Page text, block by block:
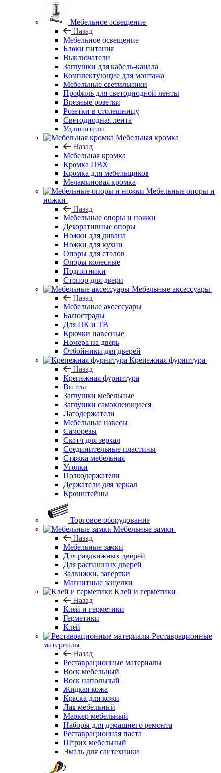
Мебельное освещение
Назад
Мебельное освещение
Блоки питания
Выключатели
Заглушки для кабель-канала
Комплектующие для монтажа
Мебельные светильники
Профиль для светодиодной ленты
Врезные розетки
Розетки в столешницу
Светодиодная лента
Удлинители
Мебельная кромка
Назад
Мебельная кромка
Кромка ПВХ
Кромка для мебельщиков
Меламиновая кромка
Мебельные опоры и
ножки
Назад
Мебельные опоры и ножки
Декоративные опоры
Ножки для дивана
Ножки для кухни
Опоры для столов
Опоры колесные
Подпятники
Стопор для двери
Мебельные аксессуары
Назад
Мебельные аксессуары
Балюстрады
Для ПК и ТВ
Крючки навесные
Номера на дверь
Отбойники для дверей
Крепежная фурнитура
Назад
Крепежная фурнитура
Винты
Заглушки мебельные
Заглушки самоклеющиеся
Латодержатели
Мебельные навесы
Саморезы
Скотч для зеркал
Соединительные пластины
Стяжка мебельная
Уголки
Полкодержатели
Держатели для зеркал
Кронштейны
Торговое оборудование
Мебельные замки
Назад
Мебельные замки
Для раздвижных дверей
Для распашных дверей
Задвижки, завертки
Магнитные защелки
Клей и герметики
Назад
Клей и герметики
Герметики
Клей
Реставрационные
материалы
Назад
Реставрационные материалы
Воск мебельный
Воск напольный
Жидкая кожа
Краска для кожи
Лак мебельный
Маркер мебельный
Наборы для домашнего ремонта
Реставрационная паста
Штрих мебельный
Эмаль для сантехники